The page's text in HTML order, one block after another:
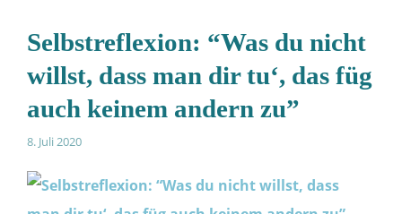
Selbstreflexion: “Was du nicht
willst, dass man dir tu‘, das füg
auch keinem andern zu”
8. Juli 2020